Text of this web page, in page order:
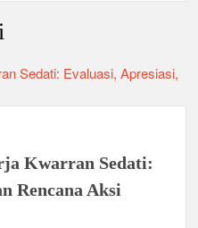
Beragam Ujian, Inilah
Anjangsana dan Buka
dalam Pembinaan
Warnai Pesta Siaga
Luhur : Lomba Tingkat I
Kwarran Sedati:
Rencana Aksi